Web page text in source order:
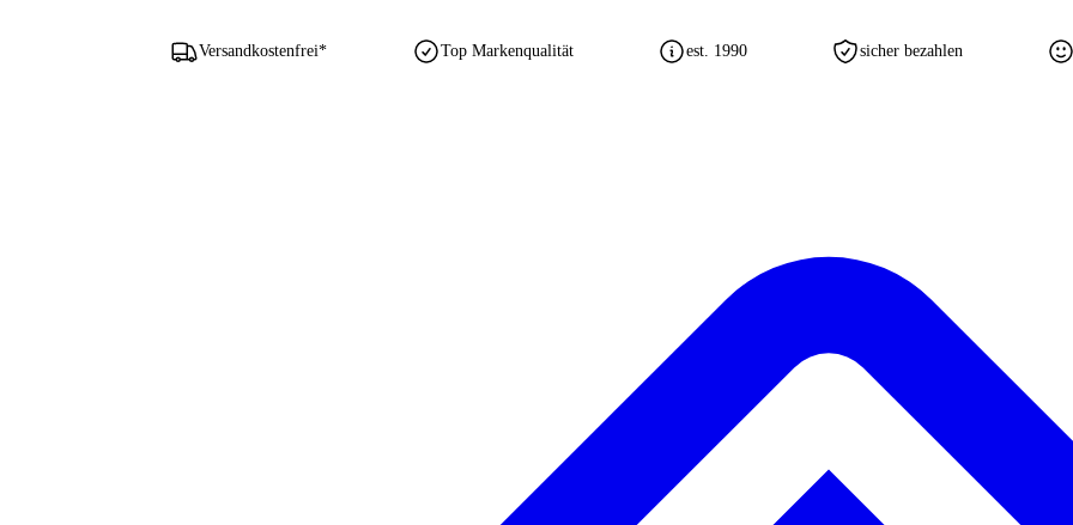
Versandkostenfrei* Top Markenqualität est. 1990 sicher bezahlen